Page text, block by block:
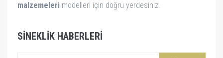
malzemeleri modelleri için doğru yerdesiniz.
SINEKLIK HABERLERI